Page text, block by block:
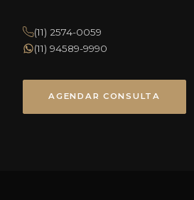
(11) 2574-0059
(11) 94589-9990
AGENDAR CONSULTA